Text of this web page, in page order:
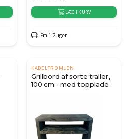
LÆG I KURV
Fra 1-2 uger
KABELTROMLEN
Grillbord af sorte traller,
100 cm - med topplade